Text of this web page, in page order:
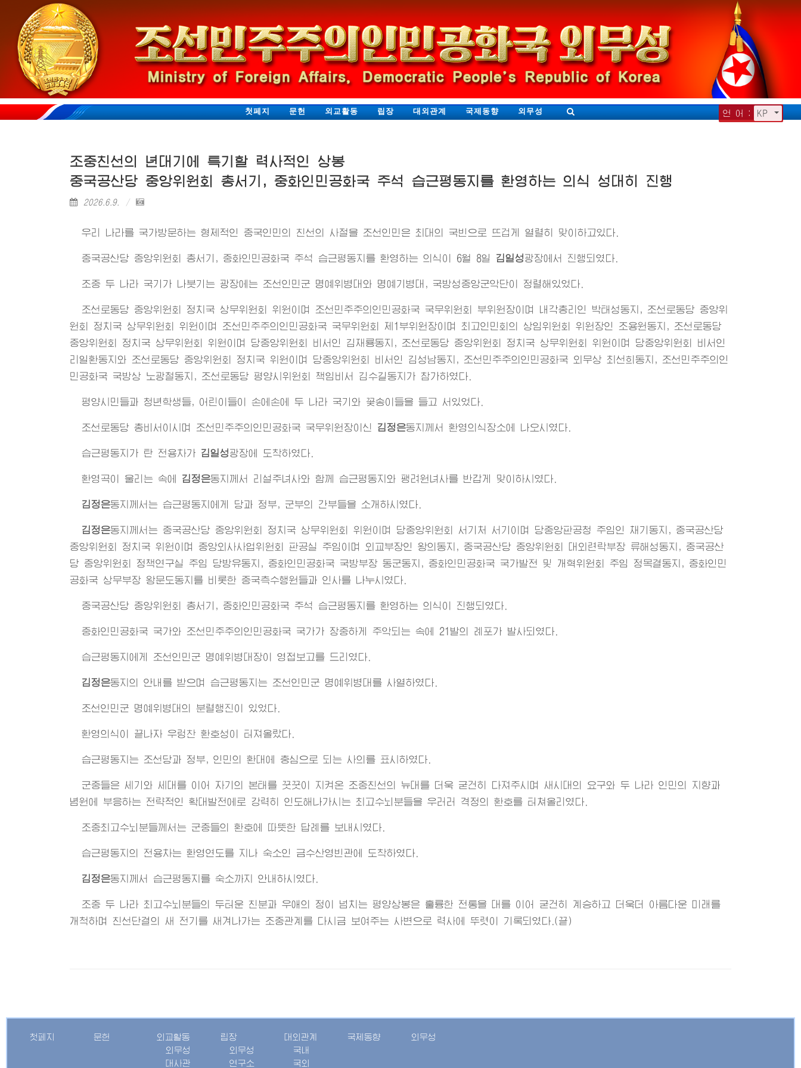
언 어 : KP
첫페지 문헌 외교활동 립장 대외관계 국제동향 외무성
조중친선의 년대기에 특기할 력사적인 상봉
중국공산당 중앙위원회 총서기, 중화인민공화국 주석 습근평동지를 환영하는 의식 성대히 진행
2026.6.9.
우리 나라를 국가방문하는 형제적인 중국인민의 친선의 사절을 조선인민은 최대의 국빈으로 뜨겁게 열렬히 맞이하고있다.
중국공산당 중앙위원회 총서기, 중화인민공화국 주석 습근평동지를 환영하는 의식이 6월 8일 김일성광장에서 진행되였다.
조중 두 나라 국기가 나붓기는 광장에는 조선인민군 명예위병대와 명예기병대, 국방성중앙군악단이 정렬해있었다.
조선로동당 중앙위원회 정치국 상무위원회 위원이며 조선민주주의인민공화국 국무위원회 부위원장이며 내각총리인 박태성동지, 조선로동당 중앙위
원회 정치국 상무위원회 위원이며 조선민주주의인민공화국 국무위원회 제1부위원장이며 최고인민회의 상임위원회 위원장인 조용원동지, 조선로동당
중앙위원회 정치국 상무위원회 위원이며 당중앙위원회 비서인 김재룡동지, 조선로동당 중앙위원회 정치국 상무위원회 위원이며 당중앙위원회 비서인
리일환동지와 조선로동당 중앙위원회 정치국 위원이며 당중앙위원회 비서인 김성남동지, 조선민주주의인민공화국 외무상 최선희동지, 조선민주주의인
민공화국 국방상 노광철동지, 조선로동당 평양시위원회 책임비서 김수길동지가 참가하였다.
평양시민들과 청년학생들, 어린이들이 손에손에 두 나라 국기와 꽃송이들을 들고 서있었다.
조선로동당 총비서이시며 조선민주주의인민공화국 국무위원장이신 김정은동지 께서 환영의식장소에 나오시였다.
습근평동지가 탄 전용차가 김일성광장에 도착하였다.
환영곡이 울리는 속에 김정은동지 께서 리설주녀사와 함께 습근평동지와 팽려원녀사를 반갑게 맞이하시였다.
김정은동지 께서는 습근평동지에게 당과 정부, 군부의 간부들을 소개하시였다.
김정은동지 께서는 중국공산당 중앙위원회 정치국 상무위원회 위원이며 당중앙위원회 서기처 서기이며 당중앙판공청 주임인 채기동지, 중국공산당
중앙위원회 정치국 위원이며 중앙외사사업위원회 판공실 주임이며 외교부장인 왕의동지, 중국공산당 중앙위원회 대외련락부장 류해성동지, 중국공산
당 중앙위원회 정책연구실 주임 당방유동지, 중화인민공화국 국방부장 동군동지, 중화인민공화국 국가발전 및 개혁위원회 주임 정목결동지, 중화인민
공화국 상무부장 왕문도동지를 비롯한 중국측수행원들과 인사를 나누시였다.
중국공산당 중앙위원회 총서기, 중화인민공화국 주석 습근평동지를 환영하는 의식이 진행되였다.
중화인민공화국 국가와 조선민주주의인민공화국 국가가 장중하게 주악되는 속에 21발의 례포가 발사되였다.
습근평동지에게 조선인민군 명예위병대장이 영접보고를 드리였다.
김정은동지 의 안내를 받으며 습근평동지는 조선인민군 명예위병대를 사열하였다.
조선인민군 명예위병대의 분렬행진이 있었다.
환영의식이 끝나자 우렁찬 환호성이 터져올랐다.
습근평동지는 조선당과 정부, 인민의 환대에 충심으로 되는 사의를 표시하였다.
군중들은 세기와 세대를 이어 자기의 본태를 꿋꿋이 지켜온 조중친선의 뉴대를 더욱 굳건히 다져주시며 새시대의 요구와 두 나라 인민의 지향과
념원에 부응하는 전략적인 확대발전에로 강력히 인도해나가시는 최고수뇌분들을 우러러 격정의 환호를 터쳐올리였다.
조중최고수뇌분들께서는 군중들의 환호에 따뜻한 답례를 보내시였다.
습근평동지의 전용차는 환영연도를 지나 숙소인 금수산영빈관에 도착하였다.
김정은동지 께서 습근평동지를 숙소까지 안내하시였다.
조중 두 나라 최고수뇌분들의 두터운 친분과 우애의 정이 넘치는 평양상봉은 훌륭한 전통을 대를 이어 굳건히 계승하고 더욱더 아름다운 미래를
개척하며 친선단결의 새 전기를 새겨나가는 조중관계를 다시금 보여주는 사변으로 력사에 뚜렷이 기록되였다.(끝)
첫페지 문헌
외교활동
외무성
대사관
립장
외무성
연구소
대외관계
국내
국외
국제동향 외무성